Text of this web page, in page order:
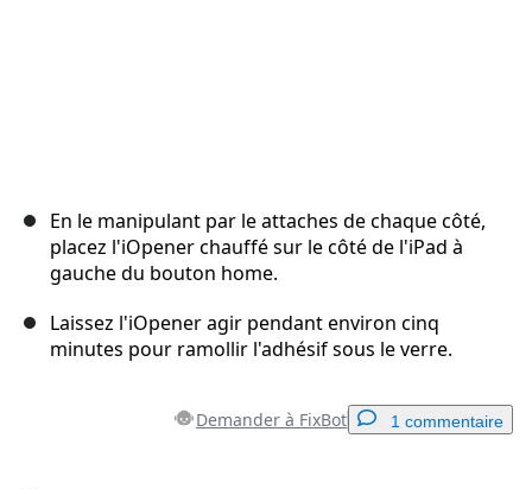
En le manipulant par le attaches de chaque côté,
placez l'iOpener chauffé sur le côté de l'iPad à
gauche du bouton home.
Laissez l'iOpener agir pendant environ cinq
minutes pour ramollir l'adhésif sous le verre.
Demander à FixBot 1 commentaire